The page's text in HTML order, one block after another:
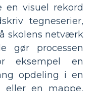
en visuel rekord
tegneserier,
skolens netværk
gør processen
eksempel en
opdeling i en
eller en mappe,